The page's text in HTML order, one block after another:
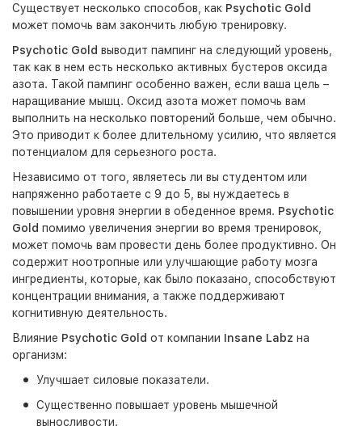
Существует несколько способов, как Psychotic Gold
может помочь вам закончить любую тренировку.
Psychotic Gold выводит пампинг на следующий уровень,
так как в нем есть несколько активных бустеров оксида
азота. Такой пампинг особенно важен, если ваша цель –
наращивание мышц. Оксид азота может помочь вам
выполнить на несколько повторений больше, чем обычно.
Это приводит к более длительному усилию, что является
потенциалом для серьезного роста.
Независимо от того, являетесь ли вы студентом или
напряженно работаете с 9 до 5, вы нуждаетесь в
повышении уровня энергии в обеденное время. Psychotic
Gold помимо увеличения энергии во время тренировок,
может помочь вам провести день более продуктивно. Он
содержит ноотропные или улучшающие работу мозга
ингредиенты, которые, как было показано, способствуют
концентрации внимания, а также поддерживают
когнитивную деятельность.
Влияние Psychotic Gold от компании Insane Labz на
организм:
Улучшает силовые показатели.
Существенно повышает уровень мышечной
выносливости.